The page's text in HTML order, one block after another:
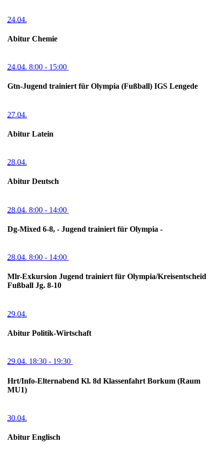
24.04.
Abitur Chemie
24.04. 8:00 - 15:00
Gtn-Jugend trainiert für Olympia (Fußball) IGS Lengede
27.04.
Abitur Latein
28.04.
Abitur Deutsch
28.04. 8:00 - 14:00
Dg-Mixed 6-8, - Jugend trainiert für Olympia -
28.04. 8:00 - 14:00
Mlr-Exkursion Jugend trainiert für Olympia/Kreisentscheid
Fußball Jg. 8-10
29.04.
Abitur Politik-Wirtschaft
29.04. 18:30 - 19:30
Hrt/Info-Elternabend Kl. 8d Klassenfahrt Borkum (Raum
MU1)
30.04.
Abitur Englisch